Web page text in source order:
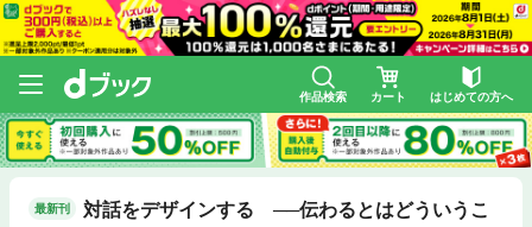
作品検索 カート はじめての方へ
最新刊
対話をデザインする ──伝わるとはどういうこ